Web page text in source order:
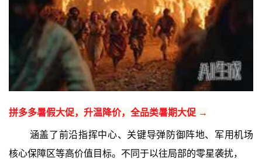
拼多多暑假大促，升温降价，全品类暑期大促 →
涵盖了前沿指挥中心、关键导弹防御阵地、军用机场
核心保障区等高价值目标。不同于以往局部的零星袭扰，